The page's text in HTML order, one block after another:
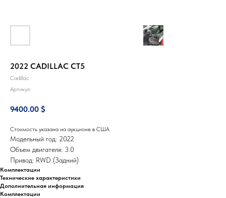
2022 CADILLAC CT5
Cadillac
Артикул:
9400.00 $
Стоимость указана на аукционе в США
Модельный год: 2022
Объем двигателя: 3.0
Привод: RWD (Задний)
Комплектации
Технические характеристики
Дополнительная информация
Комплектации